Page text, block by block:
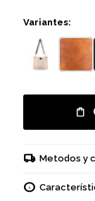
Variantes:
Metodos y